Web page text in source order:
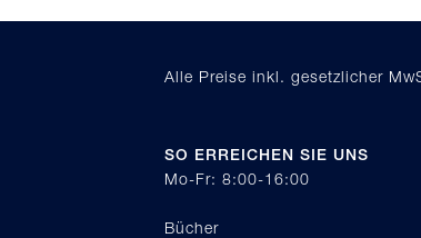
Alle Preise inkl. gesetzlicher
SO ERREICHEN SIE UNS
Mo-Fr: 8:00-16:00
Bücher